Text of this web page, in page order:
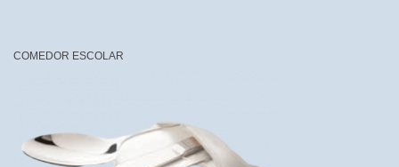
COMEDOR ESCOLAR